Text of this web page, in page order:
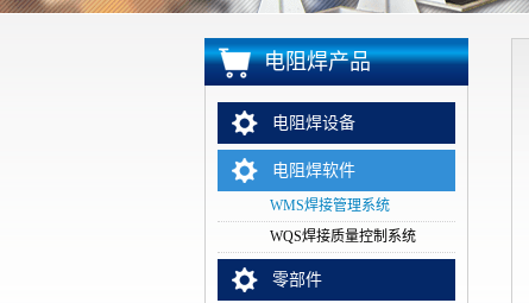
电阻焊产品
电阻焊设备
电阻焊软件
WMS焊接管理系统
WQS焊接质量控制系统
零部件